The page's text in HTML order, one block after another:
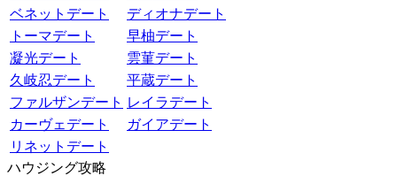
ベネットデート
ディオナデート
トーマデート
早柚デート
凝光デート
雲菫デート
久岐忍デート
平蔵デート
ファルザンデート レイラデート
カーヴェデート
ガイアデート
リネットデート
ハウジング攻略